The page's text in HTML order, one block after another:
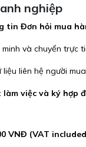
nghiệp
tin Đơn hỏi mua
và chuyển trực
liên hệ người
làm việc và ký hợp
VNĐ (VAT